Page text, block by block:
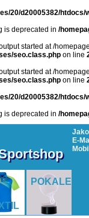
20/d20005382/
is deprecated in /
started at /
seo.class.php on line
started at /
seo.class.php on line
20/d20005382/
is deprecated in /
E-
POKALE